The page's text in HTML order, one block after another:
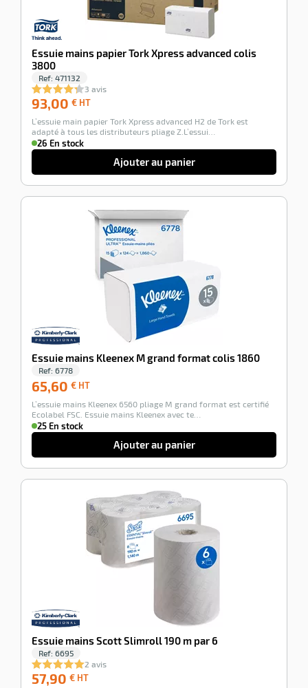
Essuie mains papier Tork Xpress advanced colis
3800
Ref: 471132
3 avis
93,00 € HT
HT
L’essuie main papier Tork Xpress advanced H2 de Tork est
adapté à tous les distributeurs pliage Z.L’essui…
26 En stock
Ajouter au panier
Essuie mains Kleenex M grand format colis 1860
Ref: 6778
65,60 € HT
HT
L’essuie mains Kleenex 6560 pliage M grand format est certifié
Ecolabel FSC. Essuie mains Kleenex avec te…
25 En stock
Ajouter au panier
Essuie mains Scott Slimroll 190 m par 6
Ref: 6695
2 avis
57,90 € HT